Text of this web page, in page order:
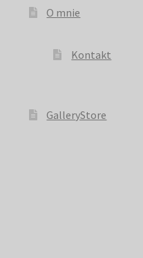
O mnie
Kontakt
GalleryStore